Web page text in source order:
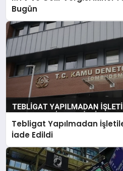
Bugün
Tebligat Yapılmadan
İade Edildi